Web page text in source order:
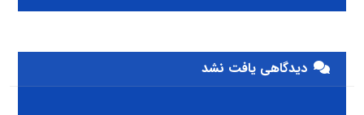
دیدگاهی یافت نشد